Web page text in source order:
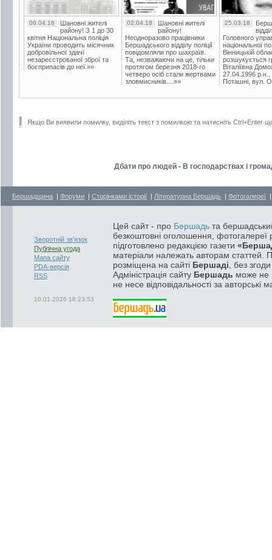
06.04.18
Шановні жителі
району! З 1 до 30
квітня Національна поліція
України проводить місячник
добровільної здачі
незареєстрованої зброї та
боєприпасів до неї.»»
02.04.18
Шановні жителі
району!
Неодноразово працівники
Бершадського відділу поліції
повідомляли про шахраїв.
Та, незважаючи на це, тільки
протягом березня 2018-го
четверо осіб стали жертвами
зловмисників....»»
25.03.18
Головного
національної
Вінницькій
розшукується
Віталіївна
27.04.1996 р.н.,
Поташні, вул.
Якщо Ви виявили помилку, виділіть текст з помилкою та натисніть Ctrl+Enter
Дбати про людей - В господарствах і
Бершадщина | Форуми | Сторінками історії | Літературна Бершадь | Фотогалереї
Зворотній зв'язок
Публічна угода
Мапа сайту
PDA-версія
RSS
10.01.2026 18:23:53
Цей сайт - про Бершадь та
безкоштовні оголошення, фотогалереї
підготовлено редакцією газети
матеріали належать авторам статтей.
розміщена на сайті Бершаді , без
Адміністрація сайту Бершадь може не
не несе відповідальності за авторські